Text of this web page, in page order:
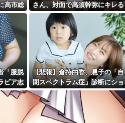
らせ
うタキ！」リヴァプール南野がバ
高市総
ｗｗｗ
さん、対面で高須幹弥にキレる
ｗｗｗｗｗｗｗｗｗ
「服脱
ビア志
要求
【悲報】倉持由香、息子の「自
閉スペクトラム症」診断にショ
ックで涙… 見逃していた乳幼児
期のサインとは？